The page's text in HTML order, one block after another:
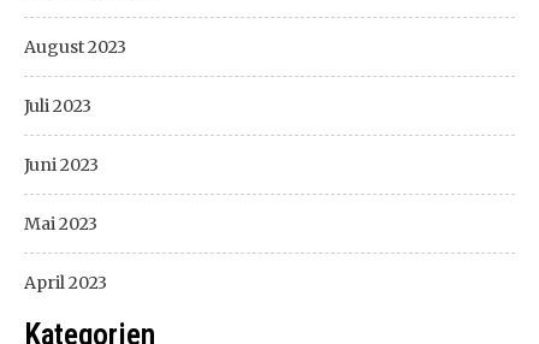
August 2023
Juli 2023
Juni 2023
Mai 2023
April 2023
Kategorien